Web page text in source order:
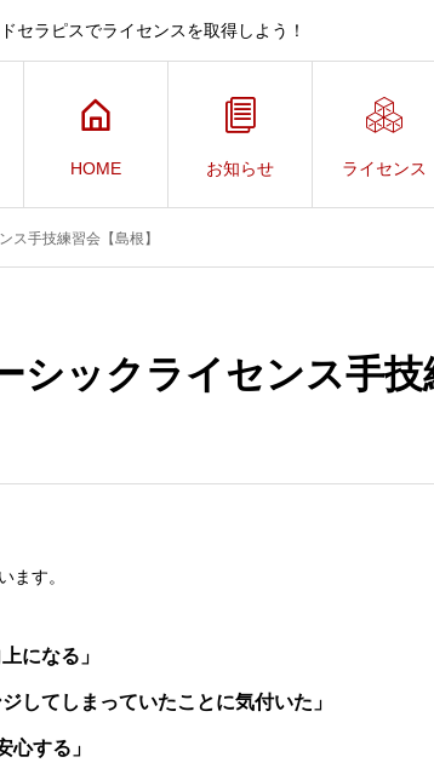
セラピスでライセンスを取得しよう！
HOME お知らせ ライセンス
ス手技練習会【島根】
シックライセンス手技
ます。
になる」
してしまっていたことに気付いた」
心する」